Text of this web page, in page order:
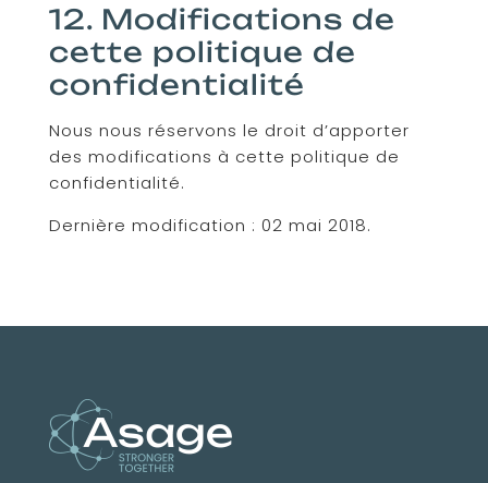
12. Modifications de
cette politique de
confidentialité
Nous nous réservons le droit d’apporter
des modifications à cette politique de
confidentialité.
Dernière modification : 02 mai 2018.